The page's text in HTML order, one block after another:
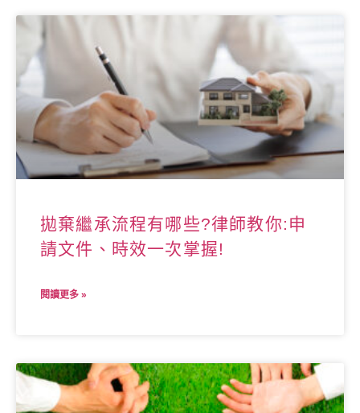
拋棄繼承流程有哪些?律師教你:申
請文件、時效一次掌握!
閱讀更多 »